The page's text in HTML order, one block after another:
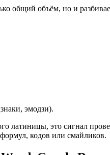
общий объём, но и
эмодзи).
латиницы, это сигнал
кодов или смайликов.